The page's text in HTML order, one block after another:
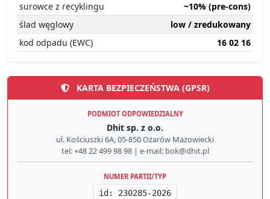
surowce z recyklingu
~10% (pre-cons)
ślad węglowy
low / zredukowany
kod odpadu (EWC)
16 02 16
KARTA BEZPIECZEŃSTWA (GPSR)
PODMIOT ODPOWIEDZIALNY
Dhit sp. z o.o.
ul. Kościuszki 6A, 05-850 Ożarów Mazowiecki
tel: +48 22 499 98 98 | e-mail: bok@dhit.pl
NUMER PARTII/TYP
id: 230285-2026